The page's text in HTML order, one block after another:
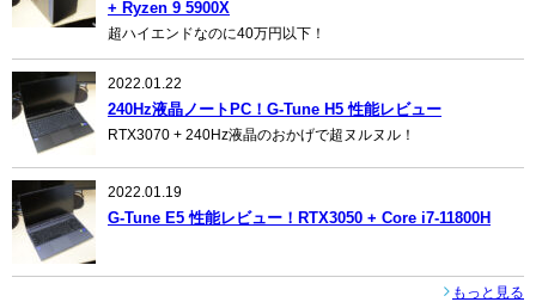
+ Ryzen 9 5900X
超ハイエンドなのに40万円以下！
2022.01.22
240Hz液晶ノートPC！G-Tune H5 性能レビュー
RTX3070 + 240Hz液晶のおかげで超ヌルヌル！
2022.01.19
G-Tune E5 性能レビュー！RTX3050 + Core i7-11800H
もっと見る